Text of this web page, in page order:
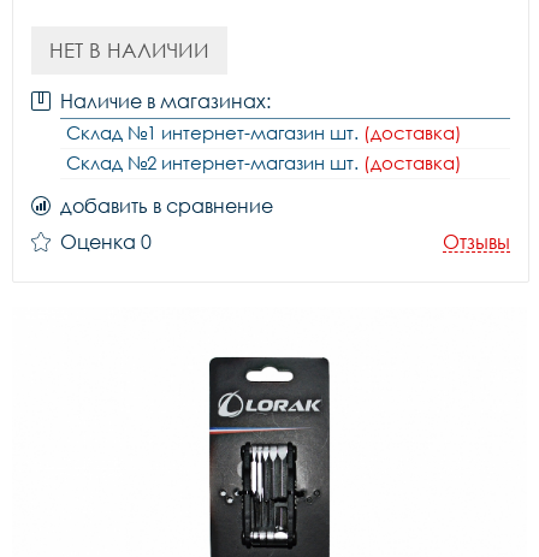
НЕТ В НАЛИЧИИ
Наличие в магазинах:
Склад №1 интернет-магазин шт. (доставка)
Склад №2 интернет-магазин шт. (доставка)
добавить в сравнение
Оценка 0
Отзывы